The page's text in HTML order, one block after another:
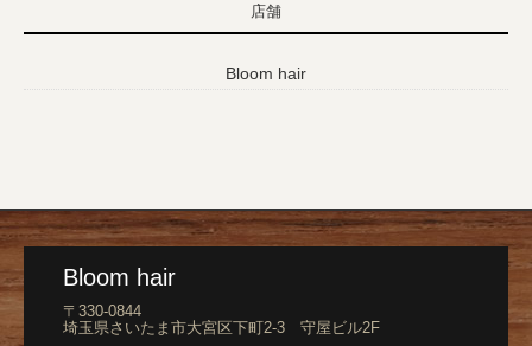
店舗
Bloom hair
Bloom hair
〒330-0844
埼玉県さいたま市大宮区下町2-3 守屋ビル2F